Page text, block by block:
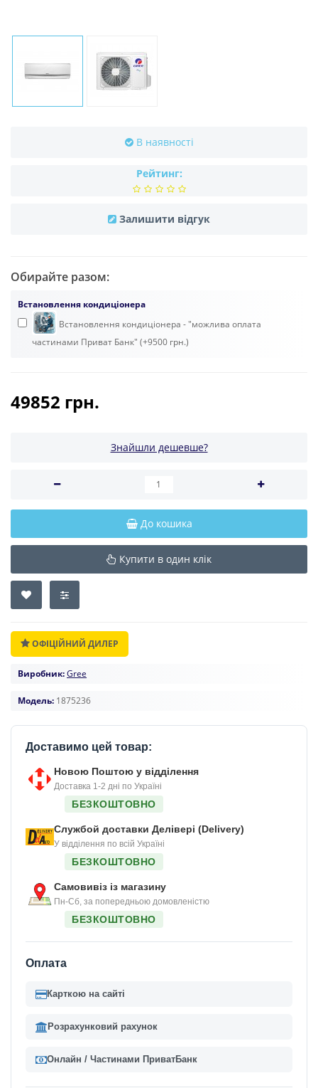
В наявності
Рейтинг:
Залишити відгук
Обирайте разом:
Встановлення кондиціонера
Встановлення кондиціонера - "можлива оплата
частинами Приват Банк" (+9500 грн.)
49852 грн.
Знайшли дешевше?
До кошика
Купити в один клік
ОФІЦІЙНИЙ ДИЛЕР
Виробник:Gree
Модель: 1875236
Доставимо цей товар:
Новою Поштою у відділення
Доставка 1-2 дні по Україні
БЕЗКОШТОВНО
Службой доставки Делівері (Delivery)
У відділення по всій Україні
БЕЗКОШТОВНО
Самовивіз із магазину
Пн-Сб, за попередньою домовленістю
БЕЗКОШТОВНО
Оплата
Карткою на сайті
Розрахунковий рахунок
Онлайн / Частинами ПриватБанк